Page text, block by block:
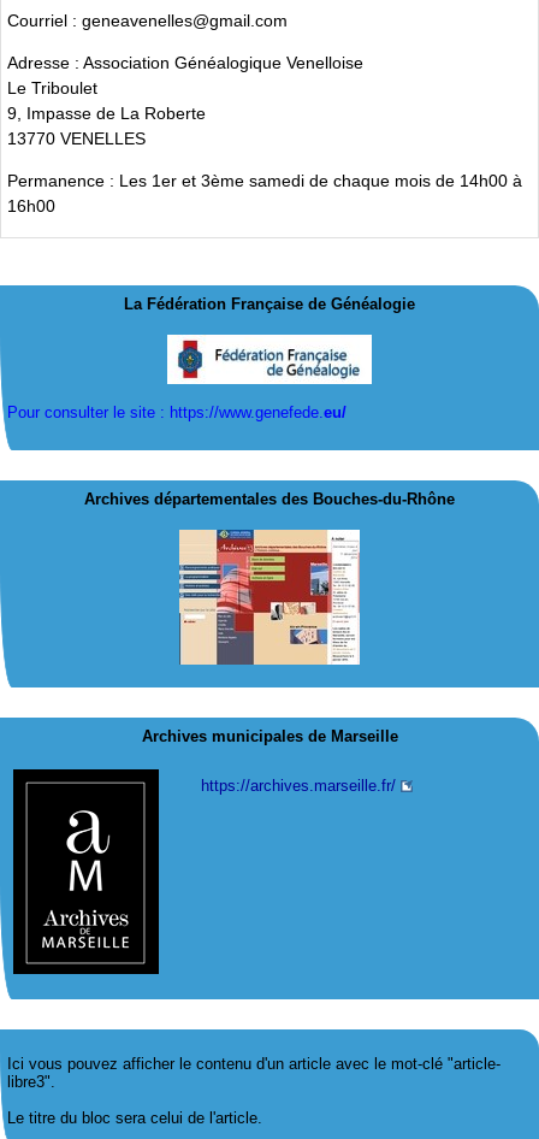
Courriel : geneavenelles@gmail.com
Adresse : Association Généalogique Venelloise
Le Triboulet
9, Impasse de La Roberte
13770 VENELLES
Permanence : Les 1er et 3ème samedi de chaque mois de 14h00 à
16h00
La Fédération Française de Généalogie
Pour consulter le site : https://www.genefede. eu/
Archives départementales des Bouches-du-Rhône
Archives municipales de Marseille
https://archives.marseille.fr/
Ici vous pouvez afficher le contenu d'un article avec le mot-clé "article-
libre3".
Le titre du bloc sera celui de l'article.